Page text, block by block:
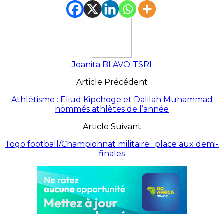
Joanita BLAVO-TSRI
Article Précédent
Athlétisme : Eliud Kipchoge et Dalilah Muhammad
nommés athlètes de l’année
Article Suivant
Togo football/Championnat militaire : place aux demi-
finales